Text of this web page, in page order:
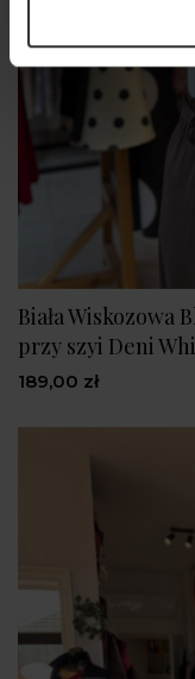
Biała Wiskozowa
przy szyi Deni
189,00 zł